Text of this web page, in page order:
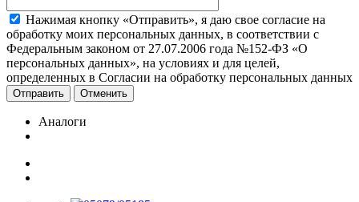
Нажимая кнопку «Отправить», я даю свое согласие на
обработку моих персональных данных, в соответствии с
Федеральным законом от 27.07.2006 года №152-ФЗ «О
персональных данных», на условиях и для целей,
определенных в Согласии на обработку персональных данных
Отменить
Аналоги